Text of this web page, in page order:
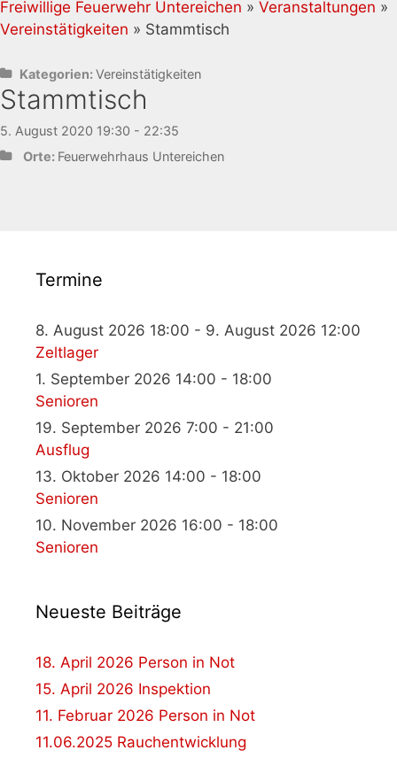
Freiwillige Feuerwehr Untereichen » Veranstaltungen »
Vereinstätigkeiten » Stammtisch
Kategorien:Vereinstätigkeiten
Stammtisch
5. August 2020 19:30 - 22:35
Orte: Feuerwehrhaus Untereichen
Termine
8. August 2026 18:00 - 9. August 2026 12:00
Zeltlager
1. September 2026 14:00 - 18:00
Senioren
19. September 2026 7:00 - 21:00
Ausflug
13. Oktober 2026 14:00 - 18:00
Senioren
10. November 2026 16:00 - 18:00
Senioren
Neueste Beiträge
18. April 2026 Person in Not
15. April 2026 Inspektion
11. Februar 2026 Person in Not
11.06.2025 Rauchentwicklung